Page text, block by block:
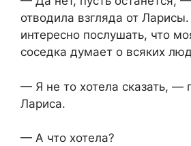
отводила взгляда от
интересно послушать, что
соседка думает о всяких
— Я не то хотела сказать, —
Лариса.
— А что хотела?